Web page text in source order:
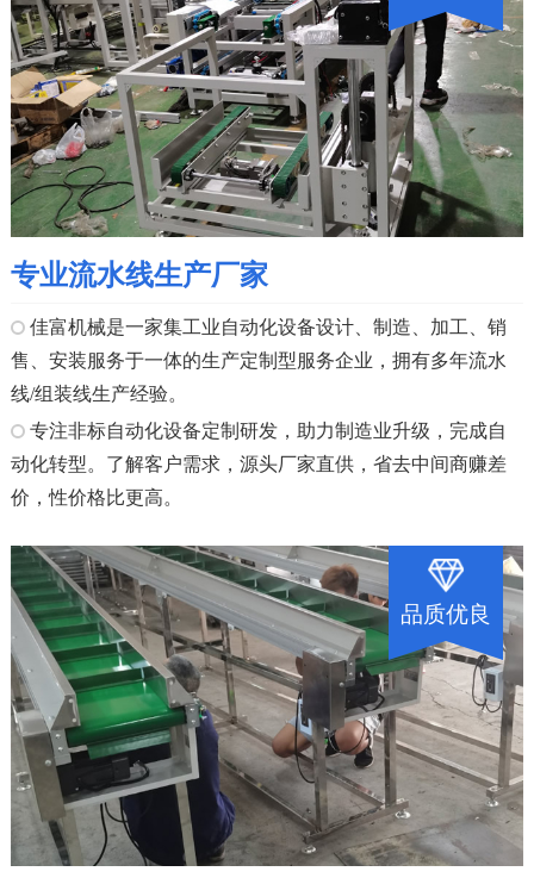
专业流水线生产厂家
佳富机械是一家集工业自动化设备设计、制造、加工、销
售、安装服务于一体的生产定制型服务企业，拥有多年流水
线/组装线生产经验。
专注非标自动化设备定制研发，助力制造业升级，完成自
动化转型。了解客户需求，源头厂家直供，省去中间商赚差
价，性价格比更高。
品质优良